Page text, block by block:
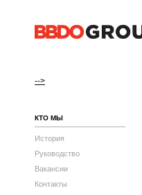
-->
КТО МЫ
История
Руководство
Вакансии
Контакты